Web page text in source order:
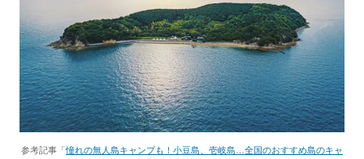
参考記事「憧れの無人島キャンプも！小豆島、壱岐島…全国のおすすめ島のキャ